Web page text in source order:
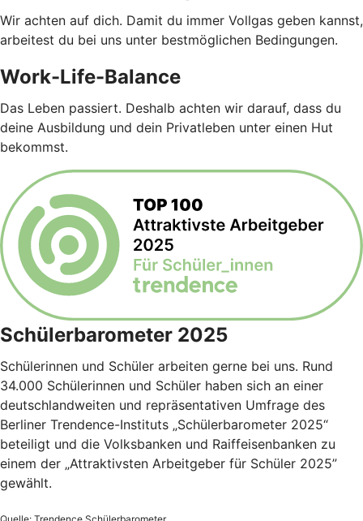
Wir achten auf dich. Damit du immer Vollgas geben kannst,
arbeitest du bei uns unter bestmöglichen Bedingungen.
Work-Life-Balance
Das Leben passiert. Deshalb achten wir darauf, dass du
deine Ausbildung und dein Privatleben unter einen Hut
bekommst.
Schülerbarometer 2025
Schülerinnen und Schüler arbeiten gerne bei uns. Rund
34.000 Schülerinnen und Schüler haben sich an einer
deutschlandweiten und repräsentativen Umfrage des
Berliner Trendence-Instituts „Schülerbarometer 2025“
beteiligt und die Volksbanken und Raiffeisenbanken zu
einem der „Attraktivsten Arbeitgeber für Schüler 2025”
gewählt.